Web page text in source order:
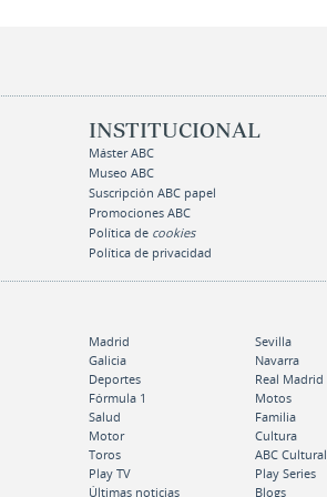
INSTITUCIONAL
Máster ABC
Museo ABC
Suscripción ABC papel
Promociones ABC
Política de cookies
Política de privacidad
Madrid Sevilla
Galicia Navarra
Deportes Real Madrid
Fórmula 1 Motos
Salud Familia
Motor Cultura
Toros ABC Cultural
Play TV Play Series
Últimas noticias Blogs